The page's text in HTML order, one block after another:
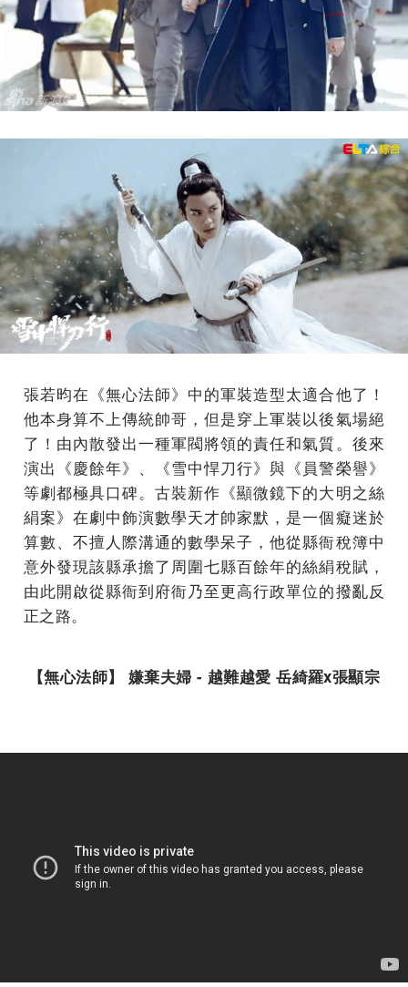
張若昀在《無心法師》中的軍裝造型太適合他了！
他本身算不上傳統帥哥，但是穿上軍裝以後氣場絕
了！由內散發出一種軍閥將領的責任和氣質。後來
演出《慶餘年》、《雪中悍刀行》與《員警榮譽》
等劇都極具口碑。古裝新作《顯微鏡下的大明之絲
絹案》在劇中飾演數學天才帥家默，是一個癡迷於
算數、不擅人際溝通的數學呆子，他從縣衙稅簿中
意外發現該縣承擔了周圍七縣百餘年的絲絹稅賦，
由此開啟從縣衙到府衙乃至更高行政單位的撥亂反
正之路。
【無心法師】 嫌棄夫婦 - 越難越愛 岳綺羅x張顯宗